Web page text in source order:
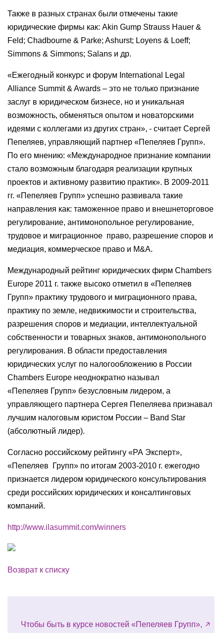
Также в разных странах были отмечены такие
юридические фирмы как: Akin Gump Strauss Hauer &
Feld; Chadbourne & Parke; Ashurst; Loyens & Loeff;
Simmons & Simmons; Salans и др.
«Ежегодный конкурс и форум International Legal
Alliance Summit & Awards – это не только признание
заслуг в юридическом бизнесе, но и уникальная
возможность, обменяться опытом и новаторскими
идеями с коллегами из других стран», - считает Сергей
Пепеляев, управляющий партнер «Пепеляев Групп».
По его мнению: «Международное признание компании
стало возможным благодаря реализации крупных
проектов и активному развитию практик». В 2009-2011
гг. «Пепеляев Групп» успешно развивала такие
направления как: таможенное право и внешнеторговое
регулирование, антимонопольное регулирование,
трудовое и миграционное право, разрешение споров и
медиация, коммерческое право и M&A.
Международный рейтинг юридических фирм Chambers
Europe 2011 г. также высоко отметил в «Пепеляев
Групп» практику трудового и миграционного права,
практику по земле, недвижимости и строительства,
разрешения споров и медиации, интеллектуальной
собственности и товарных знаков, антимонопольного
регулирования. В области предоставления
юридических услуг по налогообложению в России
Сhambers Europe неоднократно называл
«Пепеляев Групп» безусловным лидером, а
управляющего партнера Сергея Пепеляева признавал
лучшим налоговым юристом России – Band Star
(абсолютный лидер).
Согласно российскому рейтингу «РА Эксперт»,
«Пепеляев Групп» по итогам 2003-2010 г. ежегодно
признается лидером юридического консультирования
среди российских юридических и консалтинговых
компаний.
http://www.ilasummit.com/winners
Возврат к списку
Чтобы быть в курсе новостей «Пепеляев Групп»,